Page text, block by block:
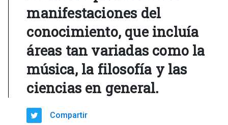
manifestaciones del
conocimiento, que incluía
áreas tan variadas como la
música, la filosofía y las
ciencias en general.
Compartir